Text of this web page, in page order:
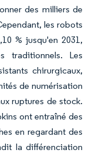
des milliers de
les robots
% jusqu'en 2031,
traditionnels. Les
chirurgicaux,
de numérisation
ruptures de stock.
ont entraîné des
en regardant des
la différenciation